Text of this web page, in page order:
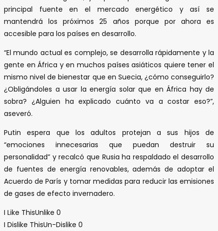
principal fuente en el mercado energético y así se
mantendrá los próximos 25 años porque por ahora es
accesible para los países en desarrollo.
“El mundo actual es complejo, se desarrolla rápidamente y la
gente en África y en muchos países asiáticos quiere tener el
mismo nivel de bienestar que en Suecia, ¿cómo conseguirlo?
¿Obligándoles a usar la energía solar que en África hay de
sobra? ¿Alguien ha explicado cuánto va a costar eso?”,
aseveró.
Putin espera que los adultos protejan a sus hijos de
“emociones innecesarias que puedan destruir su
personalidad” y recalcó que Rusia ha respaldado el desarrollo
de fuentes de energía renovables, además de adoptar el
Acuerdo de París y tomar medidas para reducir las emisiones
de gases de efecto invernadero.
I Like ThisUnlike 0
I Dislike ThisUn-Dislike 0